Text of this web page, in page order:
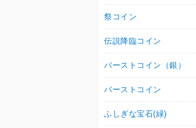
祭コイン
伝説降臨コイン
バーストコイン（銀）
バーストコイン
ふしぎな宝石(緑)